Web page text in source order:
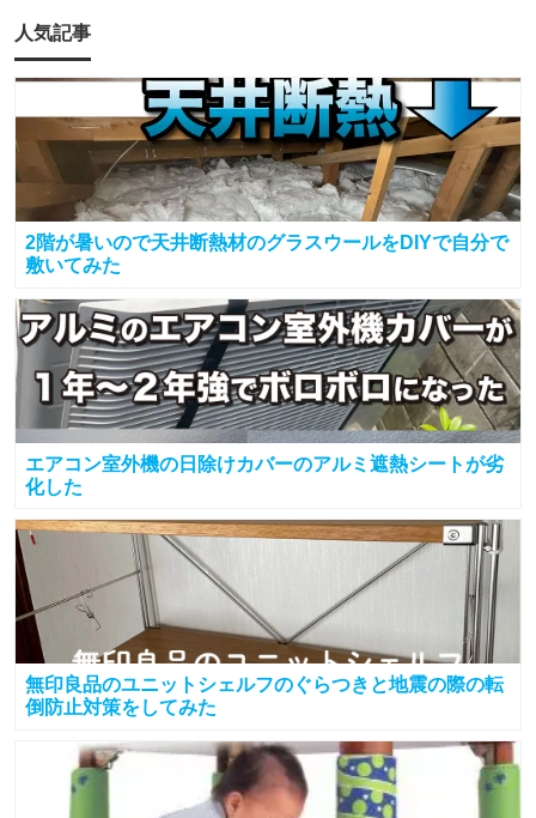
人気記事
2階が暑いので天井断熱材のグラスウールをDIYで自分で
敷いてみた
エアコン室外機の日除けカバーのアルミ遮熱シートが劣
化した
無印良品のユニットシェルフのぐらつきと地震の際の転
倒防止対策をしてみた